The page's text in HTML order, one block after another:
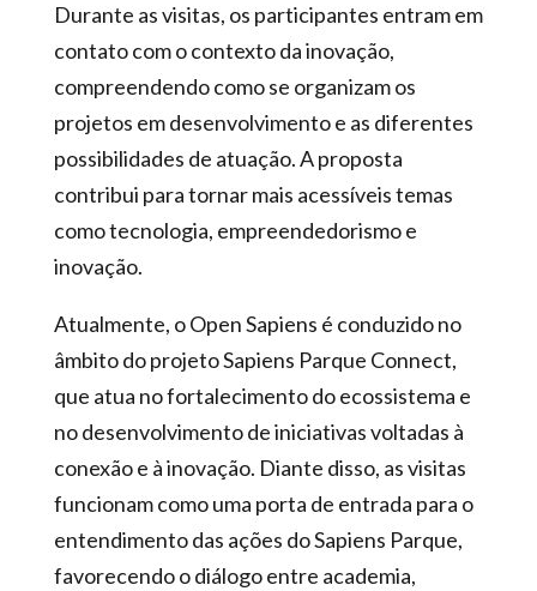
Durante as visitas, os participantes entram em
contato com o contexto da inovação,
compreendendo como se organizam os
projetos em desenvolvimento e as diferentes
possibilidades de atuação. A proposta
contribui para tornar mais acessíveis temas
como tecnologia, empreendedorismo e
inovação.
Atualmente, o Open Sapiens é conduzido no
âmbito do projeto Sapiens Parque Connect,
que atua no fortalecimento do ecossistema e
no desenvolvimento de iniciativas voltadas à
conexão e à inovação. Diante disso, as visitas
funcionam como uma porta de entrada para o
entendimento das ações do Sapiens Parque,
favorecendo o diálogo entre academia,